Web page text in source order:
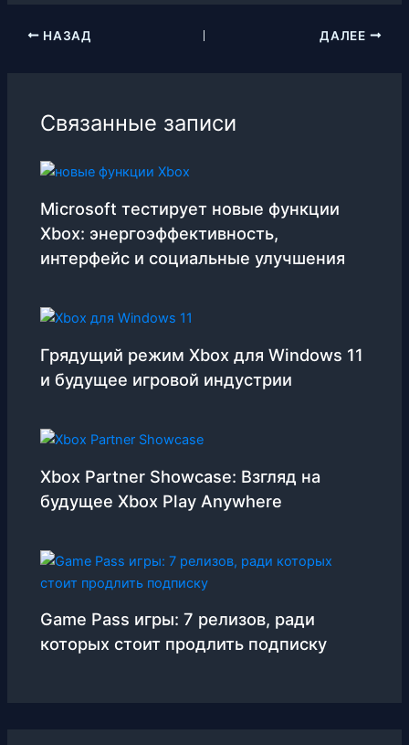
НАЗАД ДАЛЕЕ
Связанные записи
Microsoft тестирует новые функции
Xbox: энергоэффективность,
интерфейс и социальные улучшения
Грядущий режим Xbox для Windows 11
и будущее игровой индустрии
Xbox Partner Showcase: Взгляд на
будущее Xbox Play Anywhere
Game Pass игры: 7 релизов, ради
которых стоит продлить подписку